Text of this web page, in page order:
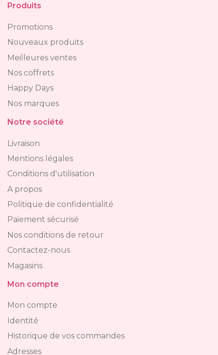
Produits
Promotions
Nouveaux produits
Meilleures ventes
Nos coffrets
Happy Days
Nos marques
Notre société
Livraison
Mentions légales
Conditions d'utilisation
A propos
Politique de confidentialité
Paiement sécurisé
Nos conditions de retour
Contactez-nous
Magasins
Mon compte
Mon compte
Identité
Historique de vos commandes
Adresses